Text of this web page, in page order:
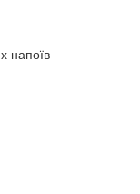
напоїв